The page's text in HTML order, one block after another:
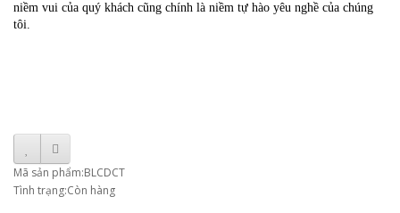
niềm vui của quý khách cũng chính là niềm tự hào yêu nghề của chúng
tôi.
Mã sản phẩm:BLCDCT
Tình trạng:Còn hàng